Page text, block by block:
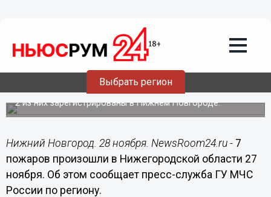
Выбрать регион
28.11.201611:09
7 пожаров произошли в
Нижегородской области 27 ноября
2 из них зарегистрированы в Нижнем Новгороде.
Нижний Новгород. 28 ноября. NewsRoom24.ru - 7
пожаров произошли в Нижегородской области 27
ноября. Об этом сообщает пресс-служба ГУ МЧС
России по региону.